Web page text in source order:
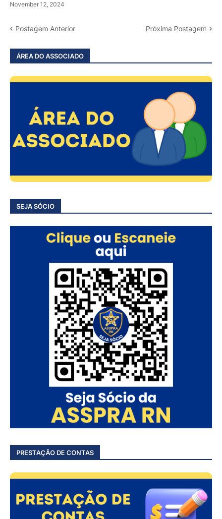
November 12, 2024
Postagem Anterior Próxima Postagem
ÁREA DO ASSOCIADO
SEJA SÓCIO
PRESTAÇÃO DE CONTAS